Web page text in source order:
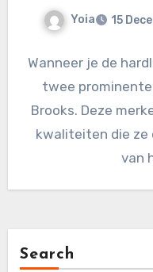
Yoia 15
Wanneer je de
twee
Brooks. Deze
kwaliteiten die ze
van
Search